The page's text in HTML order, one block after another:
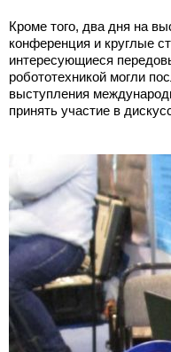
Кроме того, два дня на
конференция и круглые
интересующиеся
робототехникой могли
выступления
принять участие в